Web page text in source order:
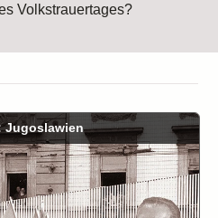
Volkstrauertages?
Jugoslawien